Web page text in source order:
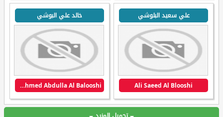
علي سعيد البلوشي
Ali Saeed Al Blooshi
خالد علي البوشي
Khaled Ali Ahmed Abdulla Al Balooshi